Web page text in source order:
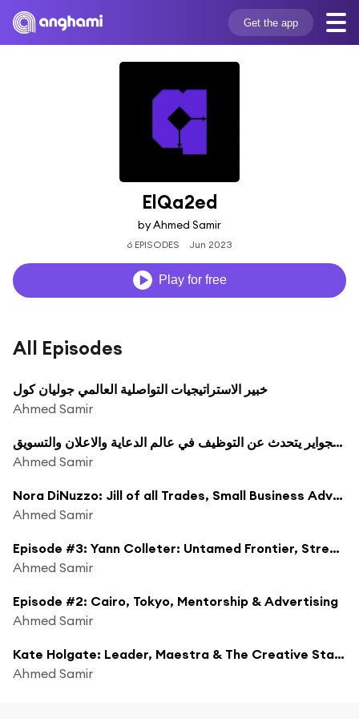
Get the app
ElQa2ed
by Ahmed Samir
6 EPISODES Jun 2023
Play for free
All Episodes
خبير الاستراتيجيات التواصلية العالمي جوليان كول
Ahmed Samir
خبير التوظيف جاستن ماكجواير يتحدث عن التوظيف في عالم الدعاية والاعلان والتسويق
Ahmed Samir
Nora DiNuzzo: Jill of all Trades, Small Business Advocate & Should Agencies Specialize?
Ahmed Samir
Episode #3: Yann Colleter: Untamed Frontier, Streaming for Advertisers & The Dakar Rally!
Ahmed Samir
Episode #2: Cairo, Tokyo, Mentorship & Advertising
Ahmed Samir
Kate Holgate: Leader, Maestra & The Creative State of Idaho
Ahmed Samir